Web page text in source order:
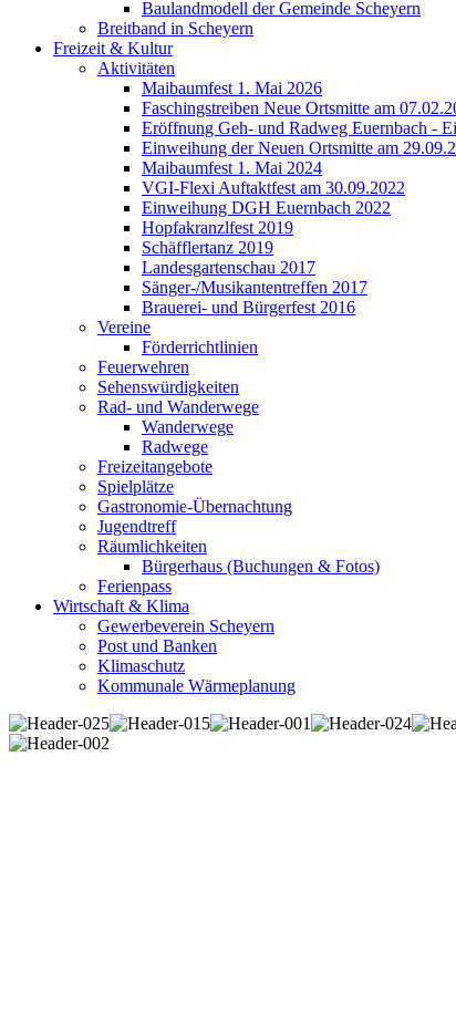
Baulandmodell der Gemeinde Scheyern
Breitband in Scheyern
Freizeit & Kultur
Aktivitäten
Maibaumfest 1. Mai 2026
Faschingstreiben Neue Ortsmitte am
Eröffnung Geh- und Radweg Euernbach -
Einweihung der Neuen Ortsmitte am
Maibaumfest 1. Mai 2024
VGI-Flexi Auftaktfest am 30.09.2022
Einweihung DGH Euernbach 2022
Hopfakranzlfest 2019
Schäfflertanz 2019
Landesgartenschau 2017
Sänger-/Musikantentreffen 2017
Brauerei- und Bürgerfest 2016
Vereine
Förderrichtlinien
Feuerwehren
Sehenswürdigkeiten
Rad- und Wanderwege
Wanderwege
Radwege
Freizeitangebote
Spielplätze
Gastronomie-Übernachtung
Jugendtreff
Räumlichkeiten
Bürgerhaus (Buchungen & Fotos)
Ferienpass
Wirtschaft & Klima
Gewerbeverein Scheyern
Post und Banken
Klimaschutz
Kommunale Wärmeplanung